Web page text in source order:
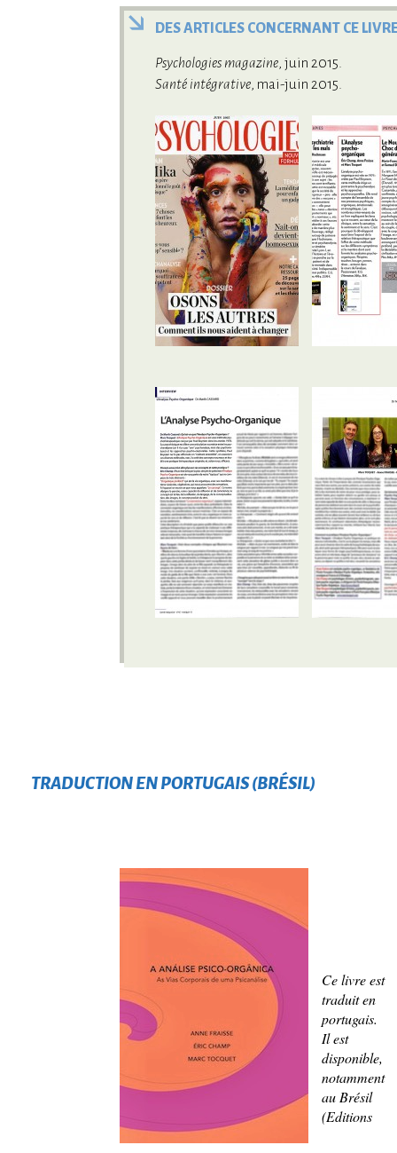
DES ARTICLES CONCERNANT CE
Psychologies magazine, juin 2015.
Santé intégrative, mai-juin 2015.
TRADUCTION EN PORTUGAIS (BRÉSIL)
Ce livre est
traduit en
portugais.
Il est
disponible,
notamment
au Brésil
(Editions